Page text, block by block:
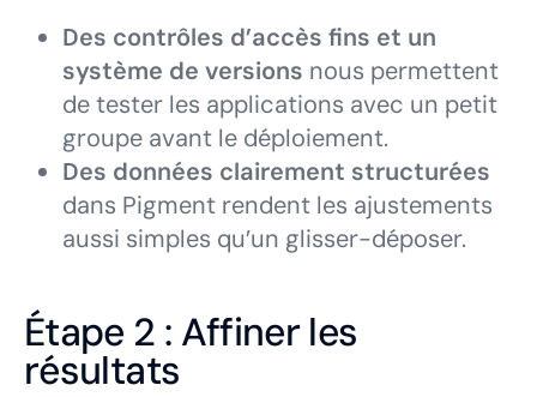
Des contrôles d’accès fins et un
système de versions nous permettent
de tester les applications avec un petit
groupe avant le déploiement.
Des données clairement structurées
dans Pigment rendent les ajustements
aussi simples qu’un glisser-déposer.
Étape 2 : Affiner les
résultats